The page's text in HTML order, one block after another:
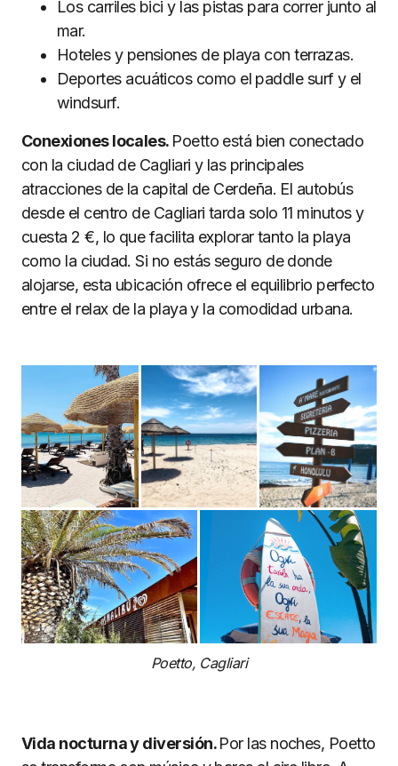
Los carriles bici y las pistas para correr junto al
mar.
Hoteles y pensiones de playa con terrazas.
Deportes acuáticos como el paddle surf y el
windsurf.
Conexiones locales. Poetto está bien conectado
con la ciudad de Cagliari y las principales
atracciones de la capital de Cerdeña. El autobús
desde el centro de Cagliari tarda solo 11 minutos y
cuesta 2 €, lo que facilita explorar tanto la playa
como la ciudad. Si no estás seguro de donde
alojarse, esta ubicación ofrece el equilibrio perfecto
entre el relax de la playa y la comodidad urbana.
Poetto, Cagliari
Vida nocturna y diversión.Por las noches, Poetto